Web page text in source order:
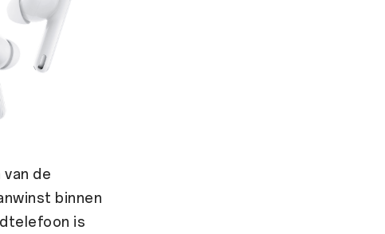
de
binnen
is